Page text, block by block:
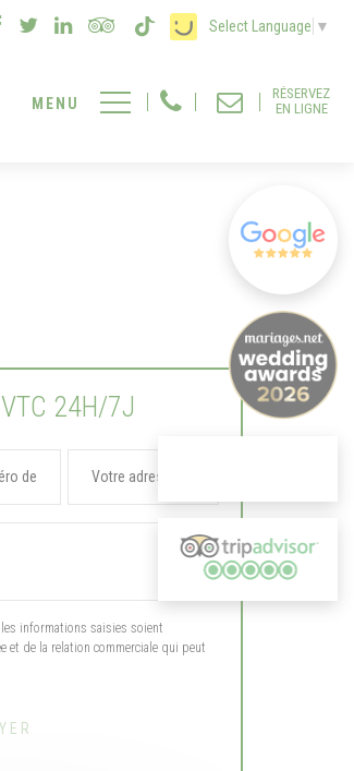
Select Language ▼
RÉSERVEZ
EN LIGNE
24H/7J
informations saisies soient
et de la relation commerciale qui peut